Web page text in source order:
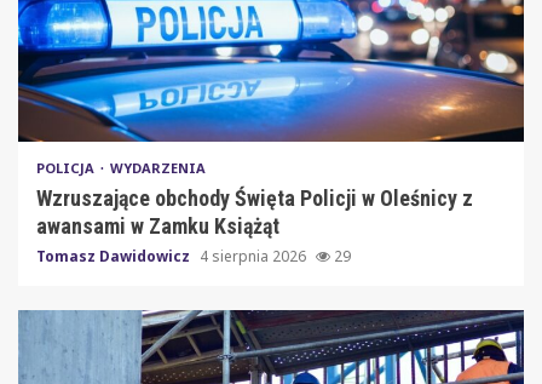
POLICJA WYDARZENIA
Wzruszające obchody Święta Policji w Oleśnicy z
awansami w Zamku Książąt
Tomasz Dawidowicz 4 sierpnia 2026 29